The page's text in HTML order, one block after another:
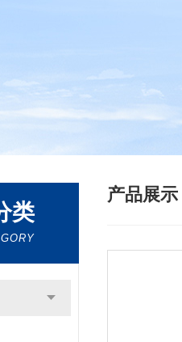
类
产品展示